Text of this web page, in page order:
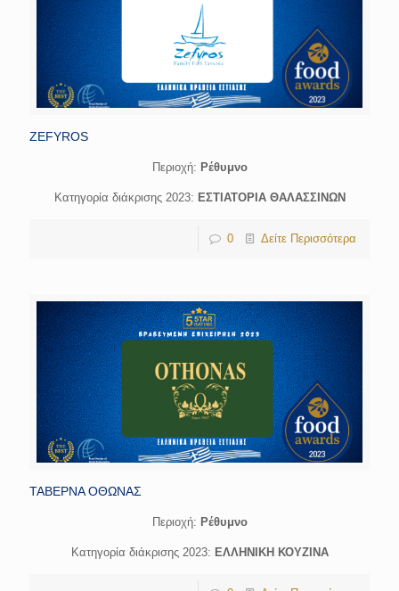
ZEFYROS
Περιοχή: Ρέθυμνο
Κατηγορία διάκρισης 2023: ΕΣΤΙΑΤΟΡΙΑ ΘΑΛΑΣΣΙΝΩΝ
0 Δείτε Περισσότερα
ΤΑΒΕΡΝΑ ΟΘΩΝΑΣ
Περιοχή: Ρέθυμνο
Κατηγορία διάκρισης 2023: ΕΛΛΗΝΙΚΗ ΚΟΥΖΙΝΑ